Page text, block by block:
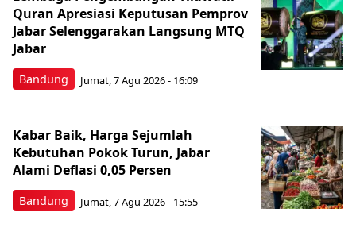
Bandung
Quran Apresiasi Keputusan Pemprov
Jabar Selenggarakan Langsung MTQ
Jabar
Jumat, 7 Agu 2026 - 16:09
Bandung
Kabar Baik, Harga Sejumlah
Kebutuhan Pokok Turun, Jabar
Alami Deflasi 0,05 Persen
Jumat, 7 Agu 2026 - 15:55